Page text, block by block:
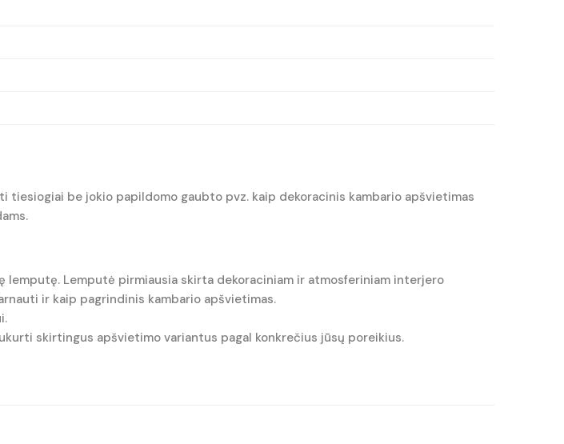
tiesiogiai be jokio papildomo gaubto pvz. kaip dekoracinis kambario apšvietimas
lemputę. Lemputė pirmiausia skirta dekoraciniam ir atmosferiniam interjero
ir kaip pagrindinis kambario apšvietimas.
skirtingus apšvietimo variantus pagal konkrečius jūsų poreikius.